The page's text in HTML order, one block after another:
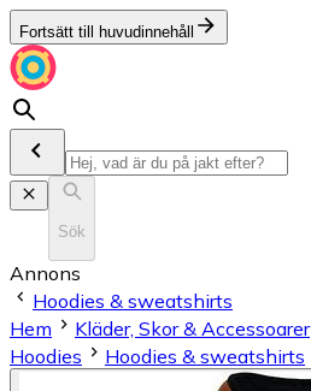
Fortsätt till huvudinnehåll
Sök
Annons
Hoodies & sweatshirts
Hem
Kläder, Skor & Accessoarer
Hoodies
Hoodies & sweatshirts